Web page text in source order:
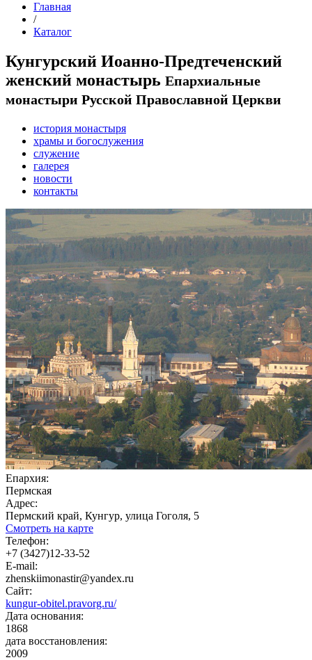
Главная
/
Каталог
Кунгурский Иоанно-Предтеченский
женский монастырь Епархиальные
монастыри Русской Православной Церкви
история монастыря
храмы и богослужения
служение
галерея
новости
контакты
Епархия:
Пермская
Адрес:
Пермский край, Кунгур, улица Гоголя, 5
Смотреть на карте
Телефон:
+7 (3427)12-33-52
E-mail:
zhenskiimonastir@yandex.ru
Сайт:
kungur-obitel.pravorg.ru/
Дата основания:
1868
дата восстановления:
2009